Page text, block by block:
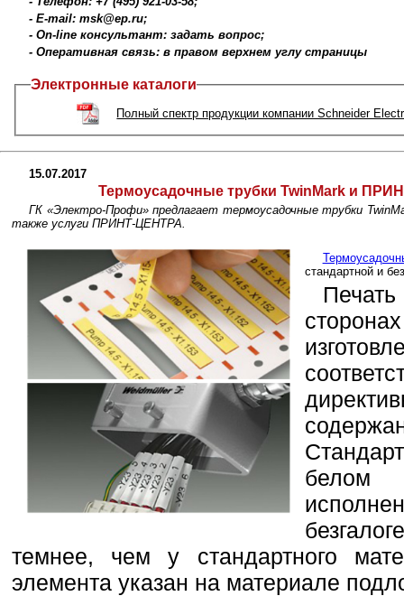
- E-mail: msk@ep.ru;
- On-line консультант: задать вопрос;
- Оперативная связь: в правом верхнем углу страницы
Электронные каталоги
Полный спектр продукции компании Schneider
15.07.2017
Термоусадочные трубки TwinMark и
ГК «Электро-Профи» предлагает термоусадочные трубки
также услуги ПРИНТ-ЦЕНТРА.
стандартной и
белом
темнее, чем у стандартного
элемента указан на материале